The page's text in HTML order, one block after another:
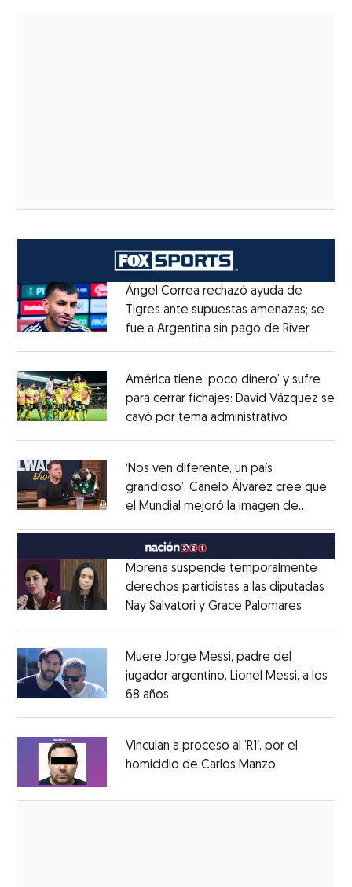
Ángel Correa rechazó ayuda de
Tigres ante supuestas amenazas; se
fue a Argentina sin pago de RiverOpens
América tiene ‘poco dinero’ y sufre
para cerrar fichajes: David Vázquez se
cayó por tema administrativo
‘Nos ven diferente, un país
grandioso’: Canelo Álvarez cree que
el Mundial mejoró la imagen de
MéxicoOpens in new window
Morena suspende temporalmente
derechos partidistas a las diputadas
Nay Salvatori y Grace Palomares
Muere Jorge Messi, padre del
jugador argentino, Lionel Messi, a los
68 años
Vinculan a proceso al ’R1′, por el
homicidio de Carlos Manzo